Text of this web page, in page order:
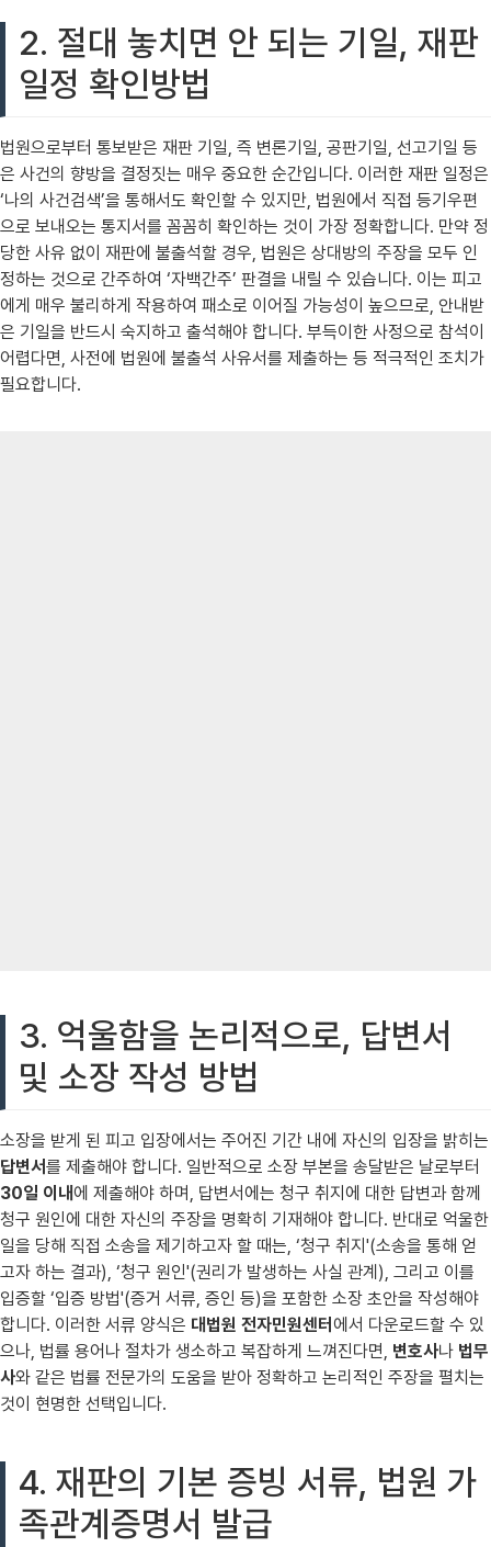
2. 절대 놓치면 안 되는 기일, 재판
일정 확인방법
법원으로부터 통보받은 재판 기일, 즉 변론기일, 공판기일, 선고기일 등
은 사건의 향방을 결정짓는 매우 중요한 순간입니다. 이러한 재판 일정은
‘나의 사건검색’을 통해서도 확인할 수 있지만, 법원에서 직접 등기우편
으로 보내오는 통지서를 꼼꼼히 확인하는 것이 가장 정확합니다. 만약 정
당한 사유 없이 재판에 불출석할 경우, 법원은 상대방의 주장을 모두 인
정하는 것으로 간주하여 ‘자백간주’ 판결을 내릴 수 있습니다. 이는 피고
에게 매우 불리하게 작용하여 패소로 이어질 가능성이 높으므로, 안내받
은 기일을 반드시 숙지하고 출석해야 합니다. 부득이한 사정으로 참석이
어렵다면, 사전에 법원에 불출석 사유서를 제출하는 등 적극적인 조치가
필요합니다.
3. 억울함을 논리적으로, 답변서
및 소장 작성 방법
소장을 받게 된 피고 입장에서는 주어진 기간 내에 자신의 입장을 밝히는
답변서를 제출해야 합니다. 일반적으로 소장 부본을 송달받은 날로부터
30일 이내에 제출해야 하며, 답변서에는 청구 취지에 대한 답변과 함께
청구 원인에 대한 자신의 주장을 명확히 기재해야 합니다. 반대로 억울한
일을 당해 직접 소송을 제기하고자 할 때는, ‘청구 취지'(소송을 통해 얻
고자 하는 결과), ‘청구 원인'(권리가 발생하는 사실 관계), 그리고 이를
입증할 ‘입증 방법'(증거 서류, 증인 등)을 포함한 소장 초안을 작성해야
합니다. 이러한 서류 양식은 대법원 전자민원센터 에서 다운로드할 수 있
으나, 법률 용어나 절차가 생소하고 복잡하게 느껴진다면, 변호사나 법무
사와 같은 법률 전문가의 도움을 받아 정확하고 논리적인 주장을 펼치는
것이 현명한 선택입니다.
4. 재판의 기본 증빙 서류, 법원 가
족관계증명서 발급